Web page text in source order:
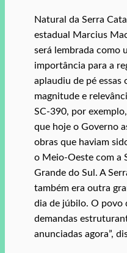
Natural da Serra
estadual Marcius
será lembrada como
importância para a
aplaudiu de pé essas
magnitude e
SC-390, por
que hoje o Governo
obras que haviam
o Meio-Oeste com a
Grande do Sul. A
também era outra
dia de júbilo. O povo
demandas
anunciadas agora”,